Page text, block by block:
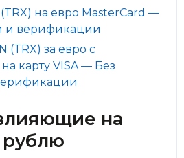
на евро MasterCard —
и верификации
(TRX) за евро с
карту VISA— Без
на
рублю